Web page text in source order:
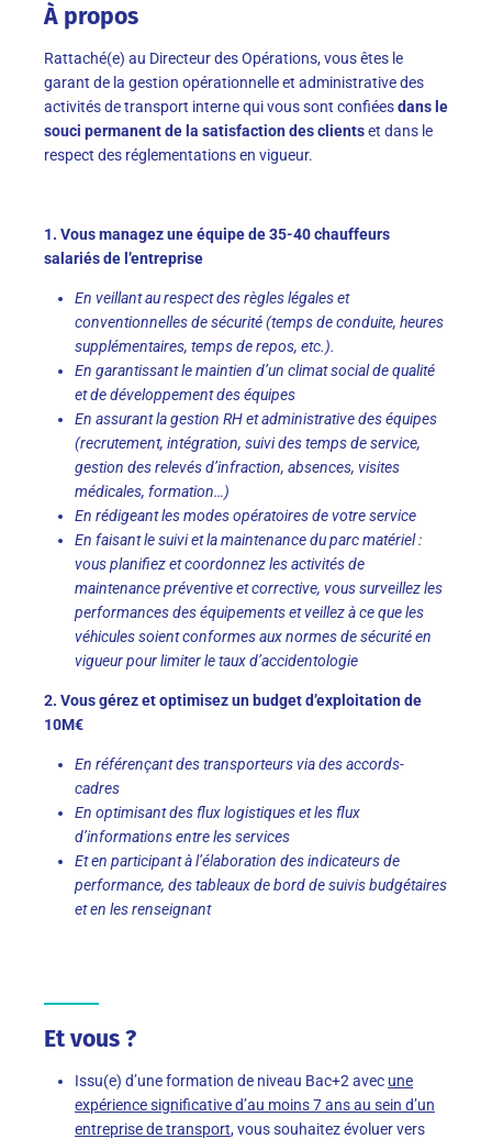
À propos
Rattaché(e) au Directeur des Opérations, vous êtes le
garant de la gestion opérationnelle et administrative des
activités de transport interne qui vous sont confiéesdans le
souci permanent de la satisfaction des clientset dans le
respect des réglementations en vigueur.
1. Vous managez une équipe de 35-40 chauffeurs
salariés de l’entreprise
En veillant au respect des règles légales et
conventionnelles de sécurité (temps de conduite, heures
supplémentaires, temps de repos, etc.).
En garantissant le maintien d’un climat social de qualité
et de développement des équipes
En assurant la gestion RH et administrative des équipes
(recrutement, intégration, suivi des temps de service,
gestion des relevés d’infraction, absences, visites
médicales, formation…)
En rédigeant les modes opératoires de votre service
En faisant le suivi et la maintenance du parc matériel :
vous planifiez et coordonnez les activités de
maintenance préventive et corrective, vous surveillez les
performances des équipements et veillez à ce que les
véhicules soient conformes aux normes de sécurité en
vigueur pour limiter le taux d’accidentologie
2. Vous gérez et optimisez un budget d’exploitation de
10M€
En référençant des transporteurs via des accords-
cadres
En optimisant des flux logistiques et les flux
d’informations entre les services
Et en participant à l’élaboration des indicateurs de
performance, des tableaux de bord de suivis budgétaires
et en les renseignant
Et vous ?
Issu(e) d’une formation de niveau Bac+2 avec une
expérience significative d’au moins 7 ans au sein d’un
entreprise de transport, vous souhaitez évoluer vers